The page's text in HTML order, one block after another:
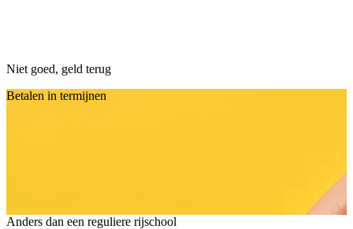
Niet goed, geld terug
Betalen in termijnen
Anders dan een reguliere rijschool